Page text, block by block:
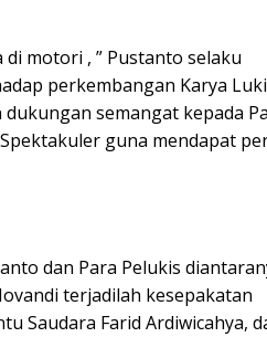
motori , ” Pustanto selaku
perkembangan Karya
semangat kepada
guna mendapat
dan Para Pelukis
terjadilah kesepakatan
Saudara Farid Ardiwicahya,